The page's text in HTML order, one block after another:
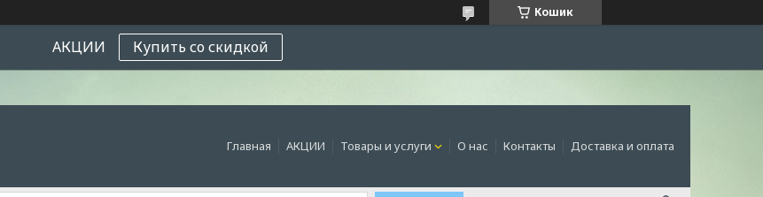
Кошик
АКЦИИ Купить со скидкой
Главная АКЦИИ Товары и услуги О нас Контакты Доставка и оплата